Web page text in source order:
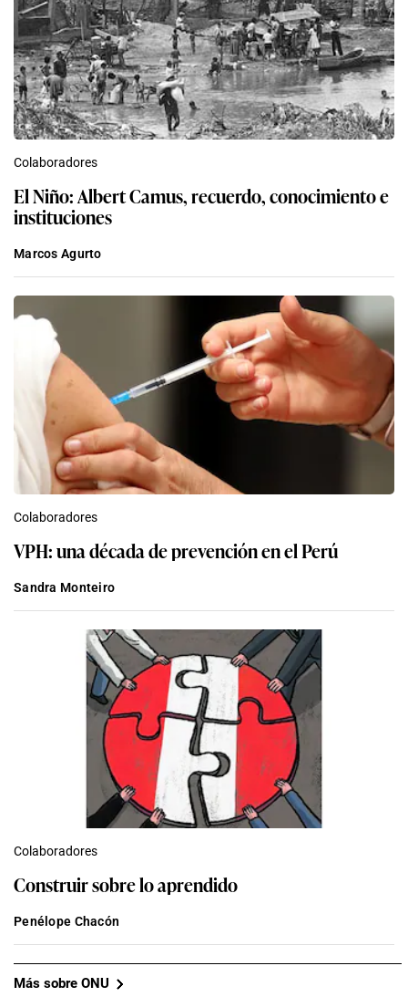
Colaboradores
El Niño: Albert Camus, recuerdo, conocimiento e
instituciones
Marcos Agurto
Colaboradores
VPH: una década de prevención en el Perú
Sandra Monteiro
Colaboradores
Construir sobre lo aprendido
Penélope Chacón
Más sobre ONU